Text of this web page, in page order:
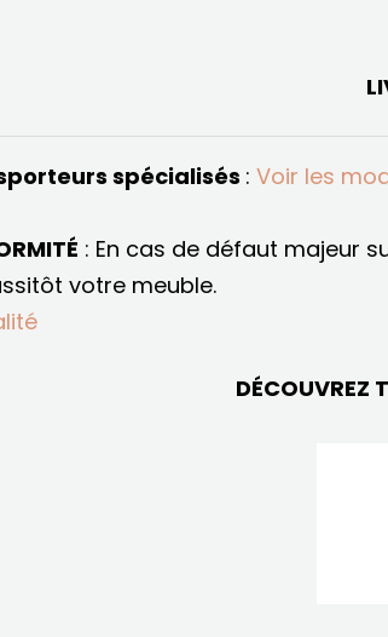
spécialisés : Voir les
: En cas de défaut majeur
votre meuble.
DÉCOUVREZ